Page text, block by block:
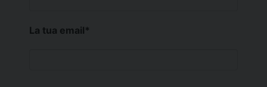
La tua email*